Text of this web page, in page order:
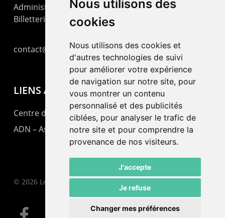
Nous utilisons des
cookies
Nous utilisons des cookies et
d'autres technologies de suivi
pour améliorer votre expérience
de navigation sur notre site, pour
vous montrer un contenu
personnalisé et des publicités
ciblées, pour analyser le trafic de
notre site et pour comprendre la
provenance de nos visiteurs.
J'accepte
Je refuse
Changer mes préférences
Administration : +41 32 725 03 03
Billetterie : +41 32 725 05 05
contact@lepommier.ch
LIENS AMIS
Centre de culture ABC
ADN – Association Danse Neuchâtel
© 2026 Le Pommier.
facebook email